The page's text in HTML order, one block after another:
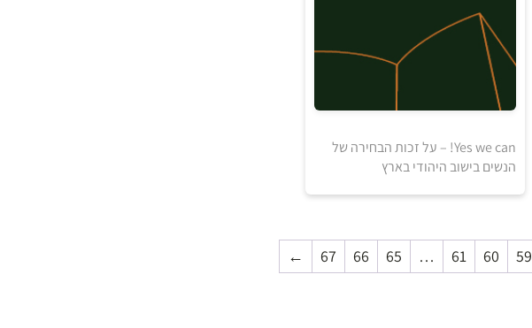
5
₪
5
₪
Yes we can! – על זכות הבחירה של
הנשים בישוב היהודי בארץ
59
60
61
…
65
66
67
←